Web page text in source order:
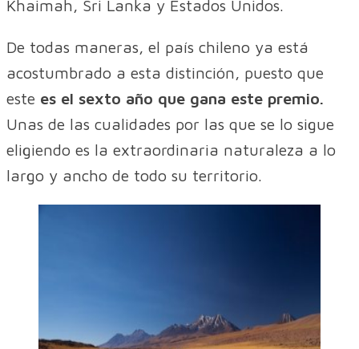
Khaimah, Sri Lanka y Estados Unidos.
De todas maneras, el país chileno ya está
acostumbrado a esta distinción, puesto que
este es el sexto año que gana este premio.
Unas de las cualidades por las que se lo sigue
eligiendo es la extraordinaria naturaleza a lo
largo y ancho de todo su territorio.